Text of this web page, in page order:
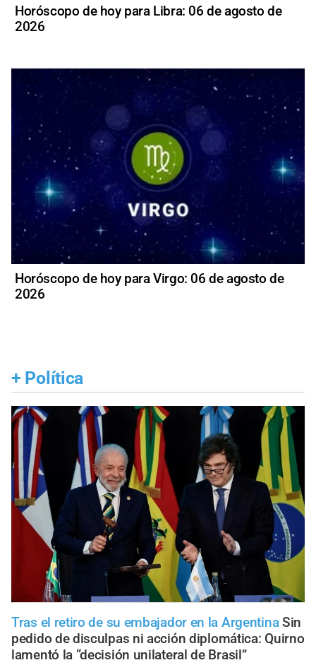
Horóscopo de hoy para Libra: 06 de agosto de
2026
Horóscopo de hoy para Virgo: 06 de agosto de
2026
+ Política
Tras el retiro de su embajador en la Argentina Sin
pedido de disculpas ni acción diplomática: Quirno
lamentó la “decisión unilateral de Brasil”